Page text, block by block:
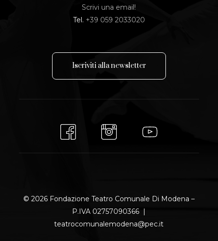
Scrivi una email!
Tel. +39 059 2033020
Iscriviti allanewsletter
© 2026 Fondazione Teatro Comunale Di Modena –
P.IVA 02757090366 |
teatrocomunalemodena@pec.it